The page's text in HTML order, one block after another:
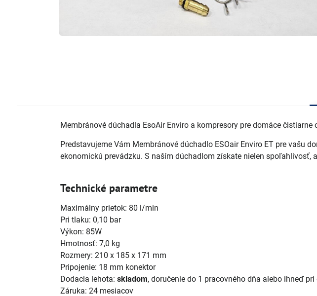
Membránové dúchadla EsoAir Enviro a kompresory pre domáce čistiarne
Predstavujeme Vám Membránové dúchadlo ESOair Enviro ET pre vašu
ekonomickú prevádzku. S naším dúchadlom získate nielen
Technické parametre
Maximálny prietok: 80 l/min
Pri tlaku: 0,10 bar
Výkon: 85W
Hmotnosť: 7,0 kg
Rozmery: 210 x 185 x 171 mm
Pripojenie: 18 mm konektor
Dodacia lehota: skladom, doručenie do 1 pracovného dňa alebo ihneď
Záruka: 24 mesiacov